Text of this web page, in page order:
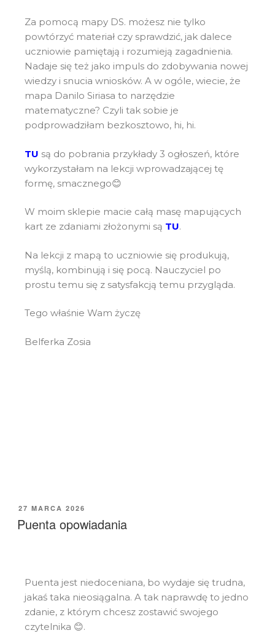
Za pomocą mapy DS. możesz nie tylko
powtórzyć materiał czy sprawdzić, jak dalece
uczniowie pamiętają i rozumieją zagadnienia.
Nadaje się też jako impuls do zdobywania nowej
wiedzy i snucia wniosków. A w ogóle, wiecie, że
mapa Danilo Siriasa to narzędzie
matematyczne? Czyli tak sobie je
podprowadziłam bezkosztowo, hi, hi.
TU są do pobrania przykłady 3 ogłoszeń, które
wykorzystałam na lekcji wprowadzającej tę
formę, smacznego😊
W moim sklepie macie całą masę mapujących
kart ze zdaniami złożonymi są TU.
Na lekcji z mapą to uczniowie się produkują,
myślą, kombinują i się pocą. Nauczyciel po
prostu temu się z satysfakcją temu przygląda.
Tego właśnie Wam życzę
Belferka Zosia
27 MARCA 2026
Puenta opowiadania
Puenta jest niedoceniana, bo wydaje się trudna,
jakaś taka nieosiągalna. A tak naprawdę to jedno
zdanie, z którym chcesz zostawić swojego
czytelnika 😊.